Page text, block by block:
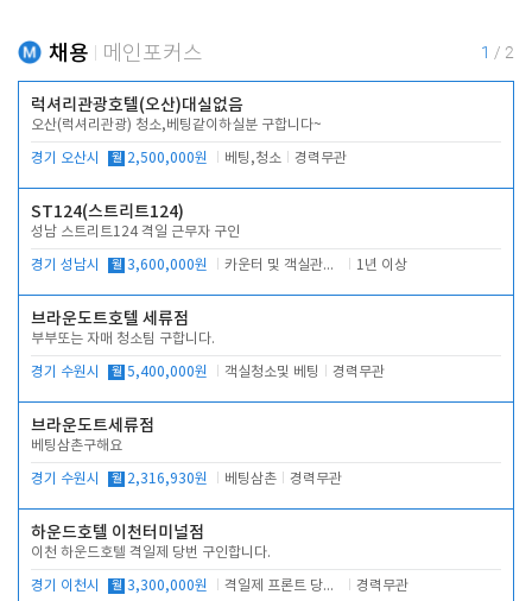
채용 메인포커스 1 / 2
럭셔리관광호텔(오산)대실없음
오산(럭셔리관광) 청소,베팅같이하실분 구합니다~
경기 오산시 월 2,500,000원 베팅,청소 경력무관
ST124(스트리트124)
성남 스트리트124 격일 근무자 구인
경기 성남시 월 3,600,000원 카운터 및 객실관리 전반 1년 이상
브라운도트호텔 세류점
부부또는 자매 청소팀 구합니다.
경기 수원시 월 5,400,000원 객실청소및 베팅 경력무관
브라운도트세류점
베팅삼촌구해요
경기 수원시 월 2,316,930원 베팅삼촌 경력무관
하운드호텔 이천터미널점
이천 하운드호텔 격일제 당번 구인합니다.
경기 이천시 월 3,300,000원 격일제 프론트 당번 업무로 주차 및 객실 점검 경력무관